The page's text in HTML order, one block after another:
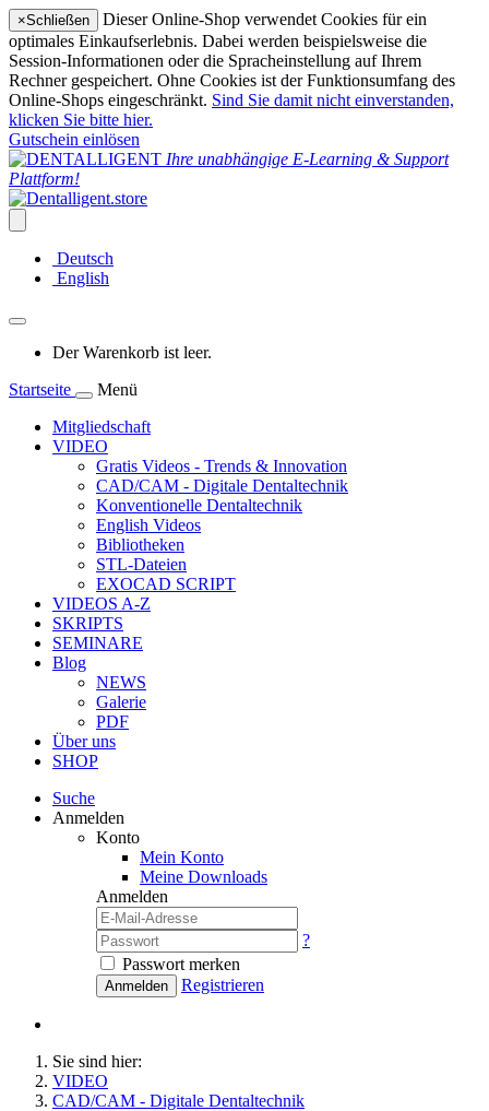
×Schließen
Dieser Online-Shop verwendet Cookies für ein
optimales Einkaufserlebnis. Dabei werden beispielsweise die
Session-Informationen oder die Spracheinstellung auf Ihrem
Rechner gespeichert. Ohne Cookies ist der Funktionsumfang des
Online-Shops eingeschränkt. Sind Sie damit nicht einverstanden,
klicken Sie bitte hier.
Gutschein einlösen
Ihre unabhängige E-Learning & Support
Plattform!
Deutsch
English
Der Warenkorb ist leer.
Startseite
Menü
Mitgliedschaft
VIDEO
Gratis Videos - Trends & Innovation
CAD/CAM - Digitale Dentaltechnik
Konventionelle Dentaltechnik
English Videos
Bibliotheken
STL-Dateien
EXOCAD SCRIPT
VIDEOS A-Z
SKRIPTS
SEMINARE
Blog
NEWS
Galerie
PDF
Über uns
SHOP
Suche
Anmelden
Konto
Mein Konto
Meine Downloads
Anmelden
?
Passwort merken
Anmelden Registrieren
Sie sind hier:
VIDEO
CAD/CAM - Digitale Dentaltechnik